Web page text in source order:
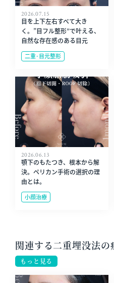
2026.07.15
目を上下左右すべて大き
く。”目フル整形”で叶える、
自然な存在感のある目元
二重･目元整形
2026.06.13
顎下のもたつき、根本から解
決。ペリカン手術の選択の理
由とは。
小顔治療
関連する二重埋没法の
もっと見る